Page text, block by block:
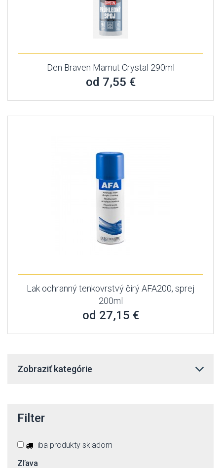
Den Braven Mamut Crystal 290ml
od 7,55 €
Lak ochranný tenkovrstvý čirý AFA200, sprej
200ml
od 27,15 €
Zobraziť kategórie
Filter
iba produkty skladom
Zľava